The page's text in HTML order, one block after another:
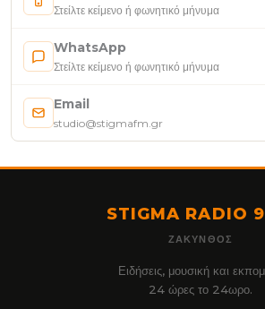
Στείλτε κείμενο ή φωνητικό μήνυμα
WhatsApp
Στείλτε κείμενο ή φωνητικό μήνυμα
Email
studio@stigmafm.gr
STIGMA RADIO
ΖΆΚΥΝΘΟΣ
Ειδήσεις, μουσική και
24 ώρες το 24ωρο.